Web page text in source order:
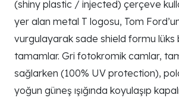
(shiny plastic / injected) çerçeve
yer alan metal T logosu, Tom Ford’un
vurgulayarak sade shield formu lüks
tamamlar. Gri fotokromik camlar,
sağlarken (100% UV protection),
yoğun güneş ışığında koyulaşıp